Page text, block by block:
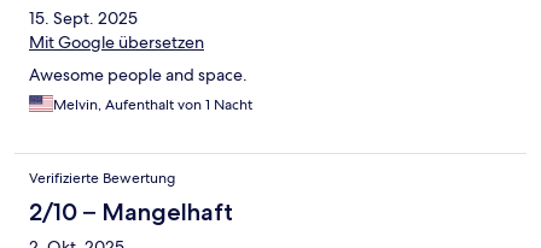
15. Sept. 2025
Mit Google übersetzen
Awesome people and space.
Melvin, Aufenthalt von 1 Nacht
Verifizierte Bewertung
2/10 – Mangelhaft